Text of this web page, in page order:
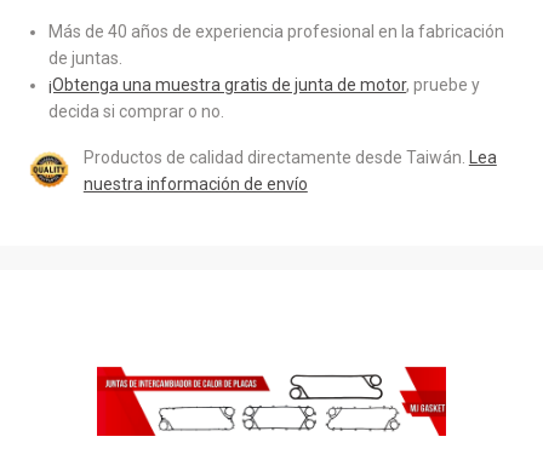
Más de 40 años de experiencia profesional en la fabricación
de juntas.
¡Obtenga una muestra gratis de junta de motor, pruebe y
decida si comprar o no.
Productos de calidad directamente desde Taiwán.
Lea
nuestra información de envío